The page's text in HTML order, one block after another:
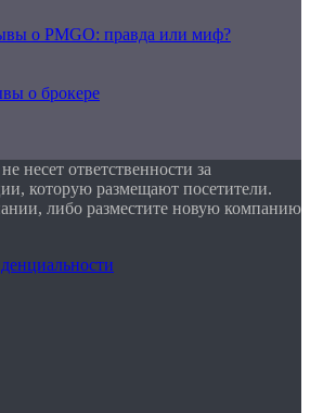
о PMGO: правда или миф?
о брокере
несет ответственности за
которую размещают посетители.
либо разместите новую компанию